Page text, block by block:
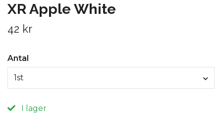
XR Apple White
42 kr
Antal
1st
I lager